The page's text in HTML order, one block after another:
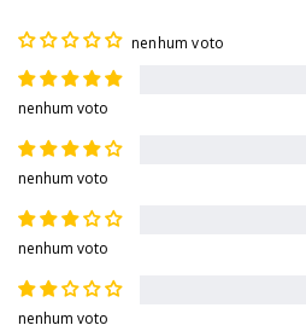
nenhum voto
nenhum voto
nenhum voto
nenhum voto
nenhum voto